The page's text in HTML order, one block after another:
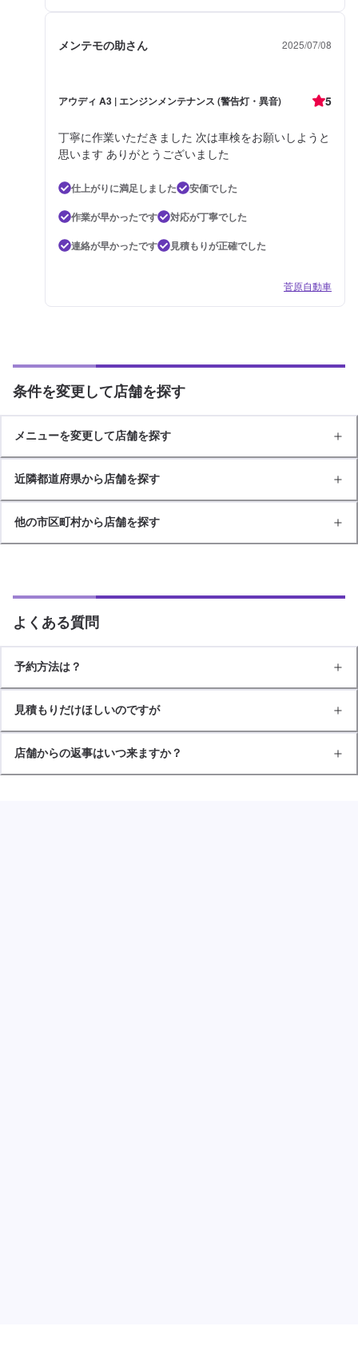
メンテモの助さん 2025/07/08
アウディ A3 | エンジンメンテナンス (警告灯・異音) 5
丁寧に作業いただきました 次は車検をお願いしようと
思います ありがとうございました
仕上がりに満足しました
安価でした
作業が早かったです
対応が丁寧でした
連絡が早かったです
見積もりが正確でした
菅原自動車
条件を変更して店舗を探す
メニューを変更して店舗を探す
近隣都道府県から店舗を探す
他の市区町村から店舗を探す
よくある質問
予約方法は？
見積もりだけほしいのですが
店舗からの返事はいつ来ますか？